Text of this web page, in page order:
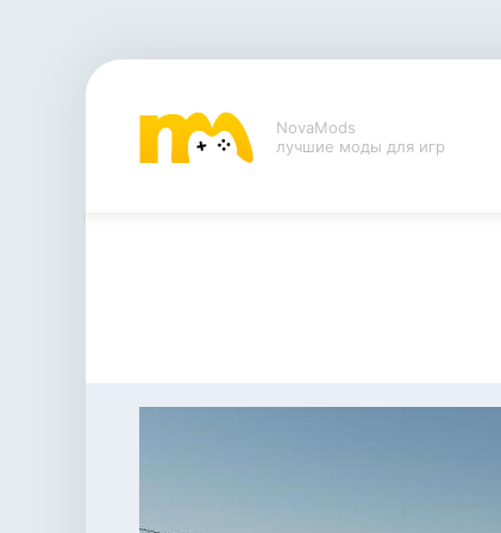
NovaMods
лучшие моды для игр